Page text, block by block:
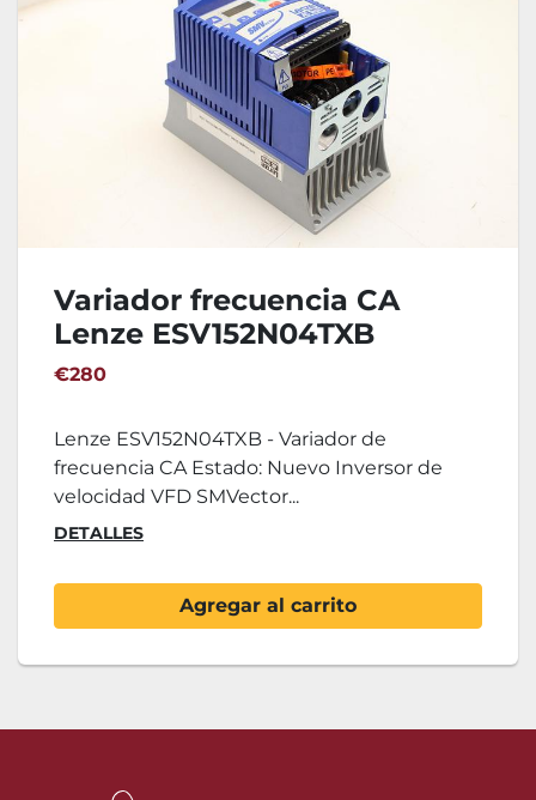
Variador frecuencia CA
Lenze ESV152N04TXB
€280
Lenze ESV152N04TXB - Variador de
frecuencia CA Estado: Nuevo Inversor de
velocidad VFD SMVector...
DETALLES
Agregar al carrito